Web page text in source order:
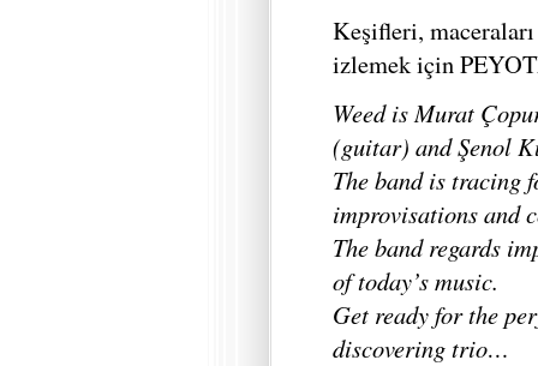
Keşifleri, maceraları
izlemek için
Weed is Murat
(guitar) and Şenol
The band is tracing
improvisations and
The band regards
of today’s music.
Get ready for the
discovering trio…